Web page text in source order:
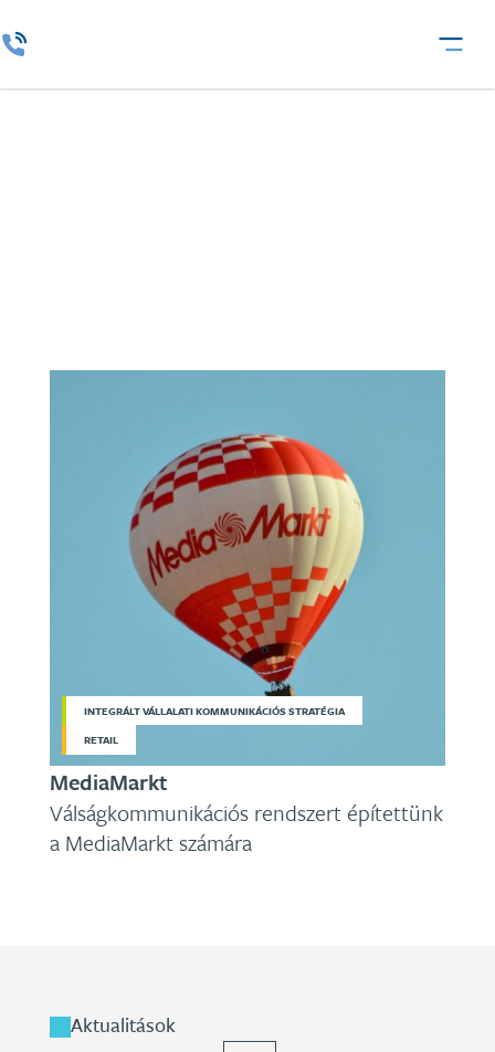
INTEGRÁLT VÁLLALATI KOMMUNIKÁCIÓS STRATÉGIA
RETAIL
MediaMarkt
Válságkommunikációs rendszert építettünk
a MediaMarkt számára
Aktualitások